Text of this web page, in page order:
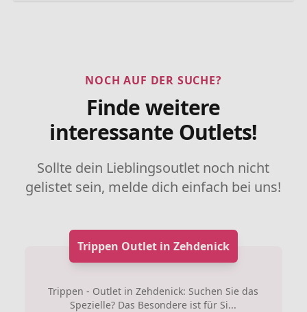
NOCH AUF DER SUCHE?
Finde weitere
interessante Outlets!
Sollte dein Lieblingsoutlet noch nicht
gelistet sein, melde dich einfach bei uns!
Trippen Outlet in Zehdenick
Trippen - Outlet in Zehdenick: Suchen Sie das
Spezielle? Das Besondere ist für Si...